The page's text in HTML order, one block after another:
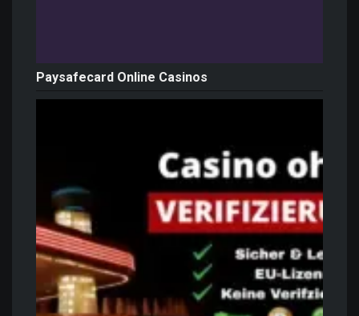
Paysafecard Online Casinos